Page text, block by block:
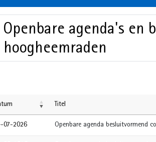
Openbare agenda's en
hoogheemraden
Titel
07-2026 Openbare agenda besluitvormend